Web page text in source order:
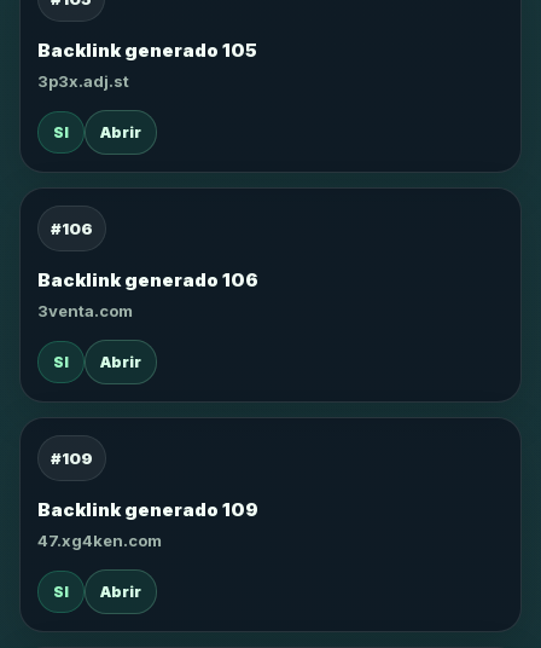
Backlink generado 105
3p3x.adj.st
SI Abrir
#106
Backlink generado 106
3venta.com
SI Abrir
#109
Backlink generado 109
47.xg4ken.com
SI Abrir